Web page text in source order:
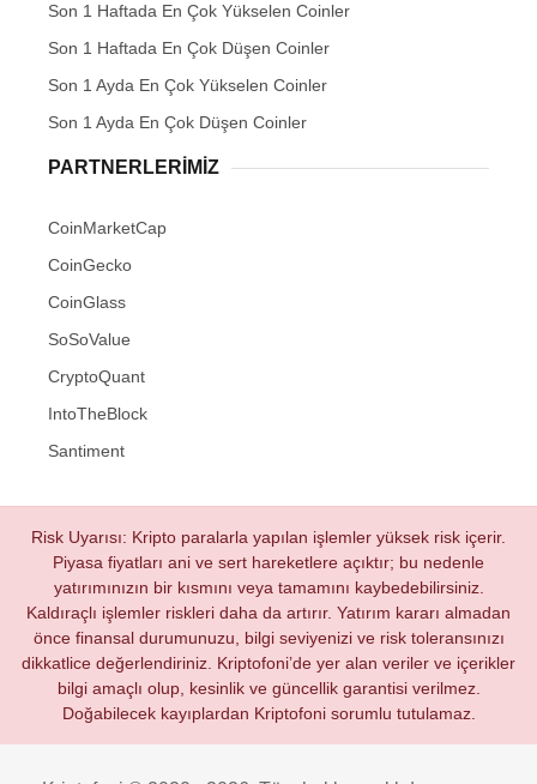
Son 1 Haftada En Çok Yükselen Coinler
Son 1 Haftada En Çok Düşen Coinler
Son 1 Ayda En Çok Yükselen Coinler
Son 1 Ayda En Çok Düşen Coinler
PARTNERLERIMIZ
CoinMarketCap
CoinGecko
CoinGlass
SoSoValue
CryptoQuant
IntoTheBlock
Santiment
Risk Uyarısı: Kripto paralarla yapılan işlemler yüksek risk içerir.
Piyasa fiyatları ani ve sert hareketlere açıktır; bu nedenle
yatırımınızın bir kısmını veya tamamını kaybedebilirsiniz.
Kaldıraçlı işlemler riskleri daha da artırır. Yatırım kararı almadan
önce finansal durumunuzu, bilgi seviyenizi ve risk toleransınızı
dikkatlice değerlendiriniz. Kriptofoni’de yer alan veriler ve içerikler
bilgi amaçlı olup, kesinlik ve güncellik garantisi verilmez.
Doğabilecek kayıplardan Kriptofoni sorumlu tutulamaz.